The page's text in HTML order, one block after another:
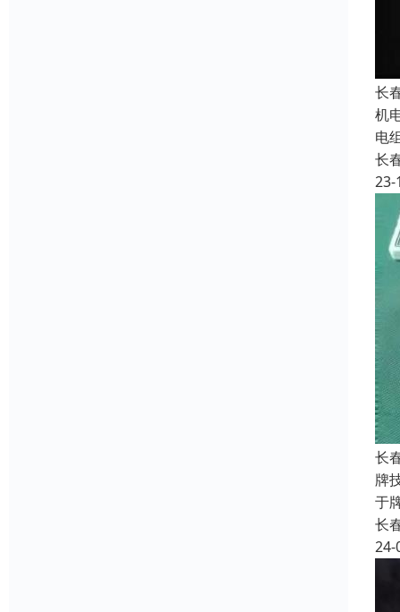
长
机
电
长
23-
长
牌
于
长
24-